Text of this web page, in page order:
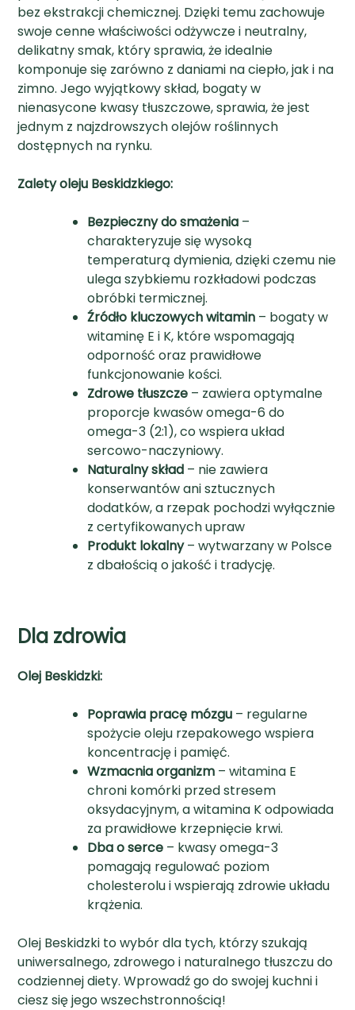
bez ekstrakcji chemicznej. Dzięki temu zachowuje
swoje cenne właściwości odżywcze i neutralny,
delikatny smak, który sprawia, że idealnie
komponuje się zarówno z daniami na ciepło, jak i na
zimno. Jego wyjątkowy skład, bogaty w
nienasycone kwasy tłuszczowe, sprawia, że jest
jednym z najzdrowszych olejów roślinnych
dostępnych na rynku.
Zalety oleju Beskidzkiego:
Bezpieczny do smażenia –
charakteryzuje się wysoką
temperaturą dymienia, dzięki czemu nie
ulega szybkiemu rozkładowi podczas
obróbki termicznej.
Źródło kluczowych witamin – bogaty w
witaminę E i K, które wspomagają
odporność oraz prawidłowe
funkcjonowanie kości.
Zdrowe tłuszcze – zawiera optymalne
proporcje kwasów omega-6 do
omega-3 (2:1), co wspiera układ
sercowo-naczyniowy.
Naturalny skład – nie zawiera
konserwantów ani sztucznych
dodatków, a rzepak pochodzi wyłącznie
z certyfikowanych upraw
Produkt lokalny– wytwarzany w Polsce
z dbałością o jakość i tradycję.
Dla zdrowia
Olej Beskidzki:
Poprawia pracę mózgu – regularne
spożycie oleju rzepakowego wspiera
koncentrację i pamięć.
Wzmacnia organizm – witamina E
chroni komórki przed stresem
oksydacyjnym, a witamina K odpowiada
za prawidłowe krzepnięcie krwi.
Dba o serce – kwasy omega-3
pomagają regulować poziom
cholesterolu i wspierają zdrowie układu
krążenia.
Olej Beskidzki to wybór dla tych, którzy szukają
uniwersalnego, zdrowego i naturalnego tłuszczu do
codziennej diety. Wprowadź go do swojej kuchni i
ciesz się jego wszechstronnością!